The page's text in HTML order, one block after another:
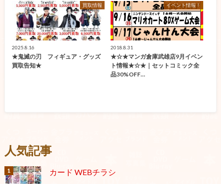
買取情報
2025.8.16
★鬼滅の刃 フィギュア・グッズ
買取告知★
イベント情報！
2018.8.31
★☆★マンガ倉庫武雄店9月イベン
ト情報★☆★｜セットコミック全
品30%OFF…
人気記事
カード WEBチラシ